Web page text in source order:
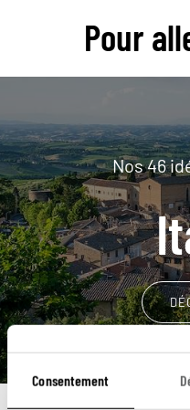
Consentement
Pour
Nos 46